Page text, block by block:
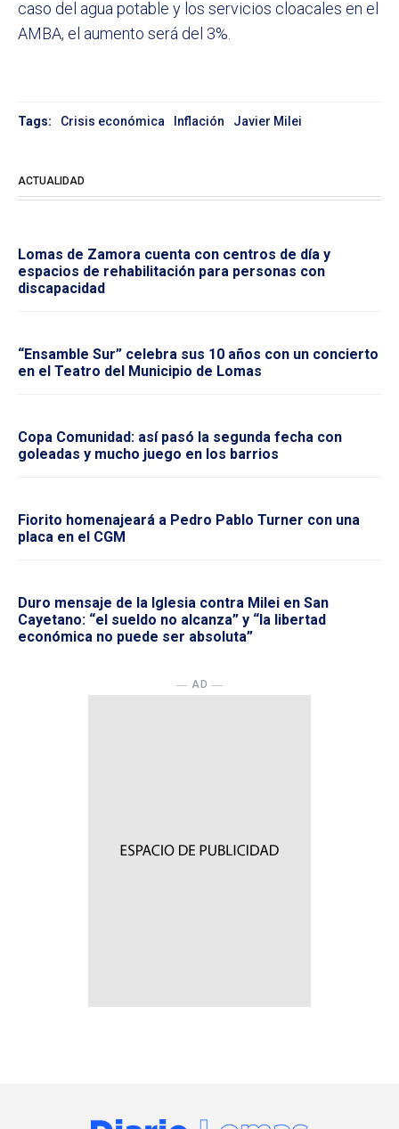
caso del agua potable y los servicios cloacales en el
AMBA, el aumento será del 3%.
Tags: Crisis económica Inflación Javier Milei
ACTUALIDAD
Lomas de Zamora cuenta con centros de día y
espacios de rehabilitación para personas con
discapacidad
“Ensamble Sur” celebra sus 10 años con un concierto
en el Teatro del Municipio de Lomas
Copa Comunidad: así pasó la segunda fecha con
goleadas y mucho juego en los barrios
Fiorito homenajeará a Pedro Pablo Turner con una
placa en el CGM
Duro mensaje de la Iglesia contra Milei en San
Cayetano: “el sueldo no alcanza” y “la libertad
económica no puede ser absoluta”
― AD ―